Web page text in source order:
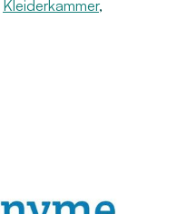
Kleiderkammer,